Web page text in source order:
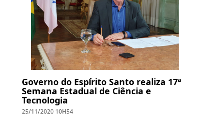
Governo do Espírito Santo realiza 17ª
Semana Estadual de Ciência e
Tecnologia
25/11/2020 10H54